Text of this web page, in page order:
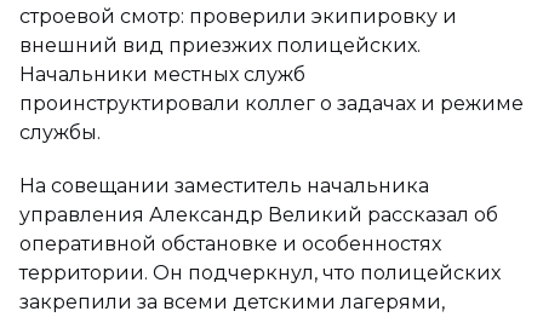
строевой смотр: проверили экипировку и
внешний вид приезжих полицейских.
Начальники местных служб
проинструктировали коллег о задачах и режиме
службы.
На совещании заместитель начальника
управления Александр Великий рассказал об
оперативной обстановке и особенностях
территории. Он подчеркнул, что полицейских
закрепили за всеми детскими лагерями,